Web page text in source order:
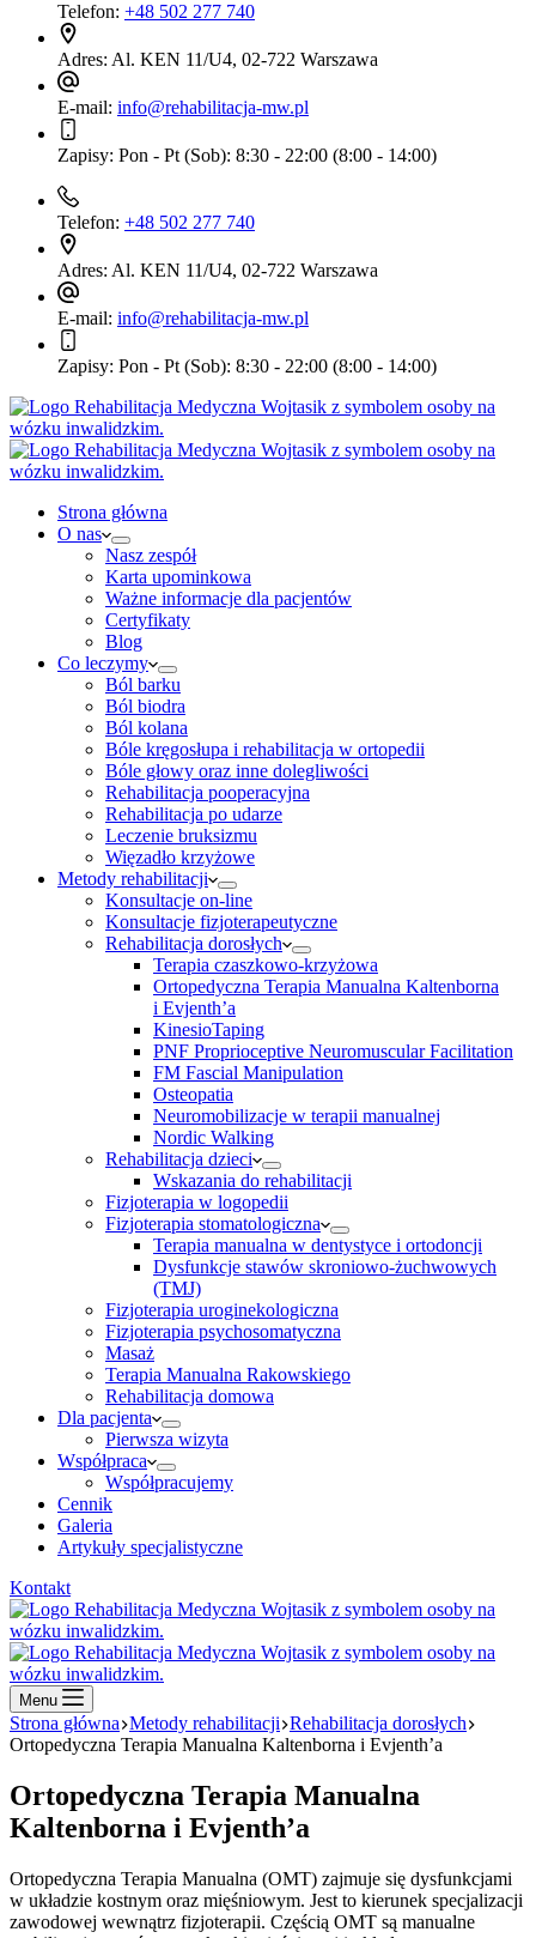
Telefon: +48 502 277 740
Adres: Al. KEN 11/U4, 02-722 Warszawa
E-mail: info@rehabilitacja-mw.pl
Zapisy: Pon - Pt (Sob): 8:30 - 22:00 (8:00 - 14:00)
Telefon: +48 502 277 740
Adres: Al. KEN 11/U4, 02-722 Warszawa
E-mail: info@rehabilitacja-mw.pl
Zapisy: Pon - Pt (Sob): 8:30 - 22:00 (8:00 - 14:00)
Strona główna
O nas
Nasz zespół
Karta upominkowa
Ważne informacje dla pacjentów
Certyfikaty
Blog
Co leczymy
Ból barku
Ból biodra
Ból kolana
Bóle kręgosłupa i rehabilitacja w ortopedii
Bóle głowy oraz inne dolegliwości
Rehabilitacja pooperacyjna
Rehabilitacja po udarze
Leczenie bruksizmu
Więzadło krzyżowe
Metody rehabilitacji
Konsultacje on-line
Konsultacje fizjoterapeutyczne
Rehabilitacja dorosłych
Terapia czaszkowo-krzyżowa
Ortopedyczna Terapia Manualna Kaltenborna
i Evjenth’a
KinesioTaping
PNF Proprioceptive Neuromuscular Facilitation
FM Fascial Manipulation
Osteopatia
Neuromobilizacje w terapii manualnej
Nordic Walking
Rehabilitacja dzieci
Wskazania do rehabilitacji
Fizjoterapia w logopedii
Fizjoterapia stomatologiczna
Terapia manualna w dentystyce i ortodoncji
Dysfunkcje stawów skroniowo-żuchwowych
(TMJ)
Fizjoterapia uroginekologiczna
Fizjoterapia psychosomatyczna
Masaż
Terapia Manualna Rakowskiego
Rehabilitacja domowa
Dla pacjenta
Pierwsza wizyta
Współpraca
Współpracujemy
Cennik
Galeria
Artykuły specjalistyczne
Kontakt
Menu
Strona główna Metody rehabilitacji Rehabilitacja dorosłych
Ortopedyczna Terapia Manualna Kaltenborna i Evjenth’a
Ortopedyczna Terapia Manualna
Kaltenborna i Evjenth’a
Ortopedyczna Terapia Manualna (OMT) zajmuje się dysfunkcjami
w układzie kostnym oraz mięśniowym. Jest to kierunek specjalizacji
zawodowej wewnątrz fizjoterapii. Częścią OMT są manualne